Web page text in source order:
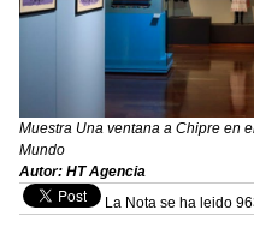
Muestra Una ventana a Chipre en
Mundo
Autor: HT Agencia
La Nota se ha leido